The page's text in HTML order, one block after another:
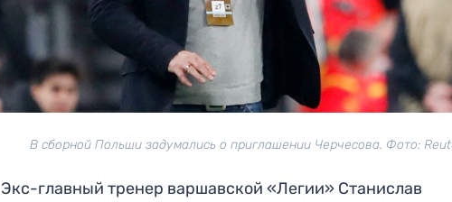
В сборной Польши задумались о приглашении Черчесова. Фото:
Экс-главный тренер варшавской «Легии» Станислав